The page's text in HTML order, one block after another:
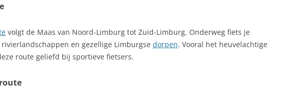
volgt de Maas van Noord-Limburg tot Zuid-Limburg. Onderweg fiets je
rivierlandschappen en gezellige Limburgse dorpen. Vooral het heuvelachtige
route geliefd bij sportieve fietsers.